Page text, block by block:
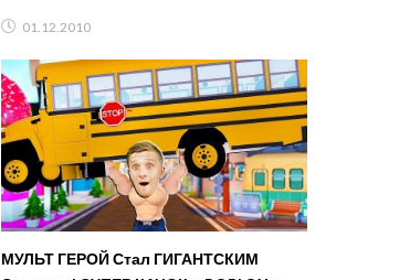
01.12.2010
МУЛЬТ ГЕРОЙ Стал ГИГАНТСКИМ